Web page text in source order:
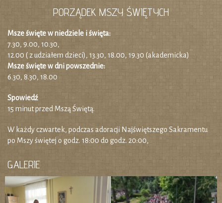
PORZĄDEK MSZY ŚWIĘTYCH
Msze święte w niedziele i święta:
7.30, 9.00, 10.30,
12.00 ( z udziałem dzieci), 13.30, 18.00, 19.30 (akademicka)
Msze święte w dni powszednie:
6.30, 8.30, 18.00
Spowiedź
15 minut przed Mszą Świętą.
W każdy czwartek, podczas adoracji Najświętszego Sakramentu
po Mszy świętej o godz. 18:00 do godz. 20:00,
GALERIE